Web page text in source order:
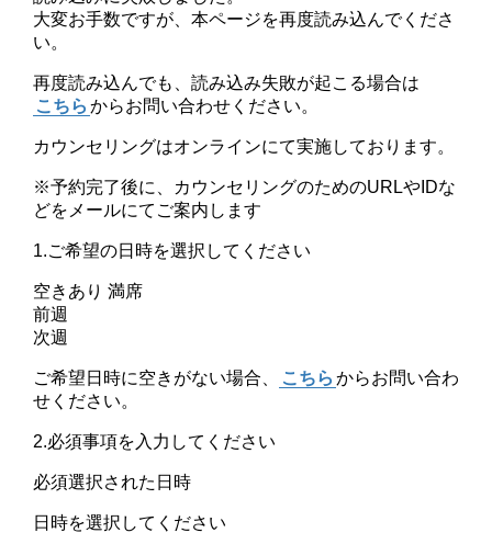
大変お手数ですが、本ページを再度読み込んでくださ
い。
再度読み込んでも、読み込み失敗が起こる場合は
こちら からお問い合わせください。
カウンセリングはオンラインにて実施しております。
※予約完了後に、カウンセリングのためのURLやIDな
どをメールにてご案内します
1.ご希望の日時を選択してください
空きあり 満席
前週
次週
ご希望日時に空きがない場合、 こちら からお問い合わ
せください。
2.必須事項を入力してください
必須選択された日時
日時を選択してください